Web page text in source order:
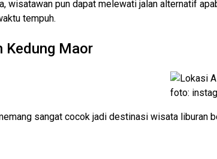
wisatawan pun dapat melewati jalan alternatif
tempuh.
Kedung Maor
foto:
sangat cocok jadi destinasi wisata liburan